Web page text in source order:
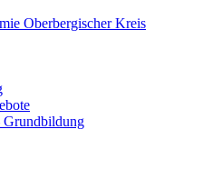
Oberbergischer Kreis
Grundbildung